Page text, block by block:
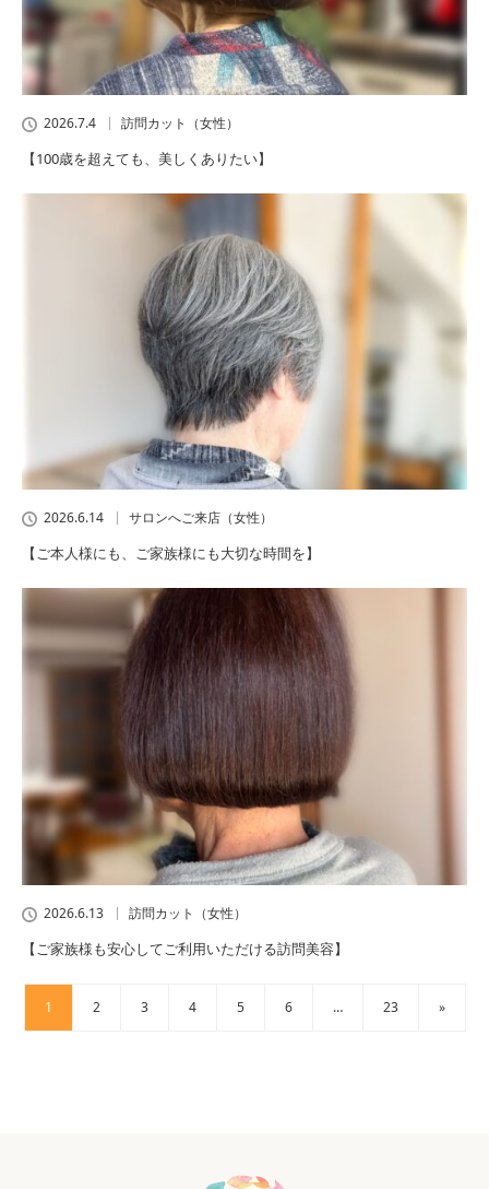
2026.7.4 訪問カット（女性）
【100歳を超えても、美しくありたい】
2026.6.14 サロンへご来店（女性）
【ご本人様にも、ご家族様にも大切な時間を】
2026.6.13 訪問カット（女性）
【ご家族様も安心してご利用いただける訪問美容】
1 2 3 4 5 6 … 23 »